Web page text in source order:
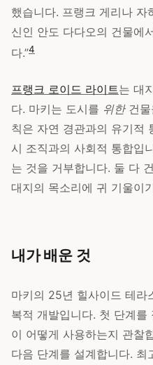
했습니다. 프랭크 게리나
신인 안도 다다오의 건물에
다.”4
프랭크 로이드 라이트는 대
다. 마키는 도시를 위한건물
칙은 자연 경관과의 유기적
시 조직과의 사회적 통합입
는 것을 거부합니다. 둘 다
대지의 목소리에 귀 기울이
내가 배운 것
마키의 25년 힐사이드 테라
복적 개발입니다. 첫 단계를
이 어떻게 사용하는지 관찰
다음 단계를 설계합니다. 최